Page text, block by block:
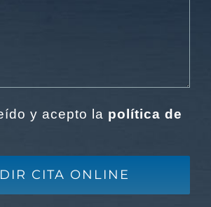
y acepto la política de